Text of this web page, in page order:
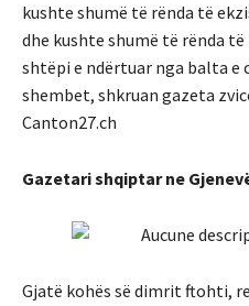
kushte shumë të rënda të
dhe kushte shumë të rënda
shtëpi e ndërtuar nga balta e
shembet, shkruan gazeta
Canton27.ch
Gazetari shqiptar ne
Gjatë kohës së dimrit ftohti,